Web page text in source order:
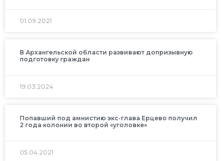
01.09.2021
В Архангельской области развивают допризывную
подготовку граждан
19.03.2024
Попавший под амнистию экс-глава Ерцево получил
2 года колонии во второй «уголовке»
05.04.2021